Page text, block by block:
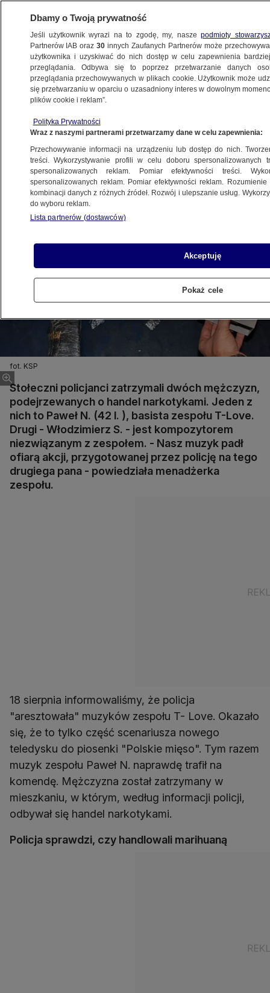
WARSZAWA
NAJNOWSZE
czy pomagał dilerowi
31.08.2011, 12:37
Udostępnij
fot. KSP
Stołeczni policjanci zatrzymali dwóch mężczyzn,
podejrzewanych o handel narkotykami. Jeden z
nich to Paweł N. (42 l. ), basista zespołu T-Love.
Drugi - Włodzimierz S. - jest kompozytorem
niezwiązanym z zespołem. - Nasz muzyk padł
ofiarą akcji, przygotowanej przez policję na tego
drugiega pana - powiedziała menadżerka
zespołu.
18 sierpnia informowaliśmy, że policja
"aresztowała" muzyków zespołu T- Love. Okazało
się, że to tylko część scenariusza nowego
teledysku do piosenki "Polskie mięso". Tym razem
muzyk zespołu Paweł N. naprawdę trafił na
komendę. Mężczyzna został zatrzymany w
mieszkaniu, w którym, według informacji policji,
odbywał się handel narkotykami.
Policja sprawdzi, czy handlowali marihuaną
Dbamy o Twoją prywatność
Jeśli użytkownik wyrazi na to zgodę, my, naszepodmioty
Partnerów IAB oraz30 innych Zaufanych Partnerów może
użytkownika i uzyskiwać do nich dostęp w celu zapewnienia
przeglądania. Odbywa się to poprzez przetwarzanie danych
przeglądania przechowywanych w plikach cookie. Użytkownik może
się przetwarzaniu w oparciu o uzasadniony interes w dowolnym
plików cookie i reklam”.
Polityka Prywatności
Wraz z naszymi partnerami przetwarzamy dane w celu zapewnienia:
Przechowywanie informacji na urządzeniu lub dostęp do nich.
treści. Wykorzystywanie profili w celu doboru spersonalizowanych
spersonalizowanych reklam. Pomiar efektywności treści.
spersonalizowanych reklam. Pomiar efektywności reklam.
kombinacji danych z różnych źródeł. Rozwój i ulepszanie usług.
do wyboru reklam.
Lista partnerów (dostawców)
Akceptuję
Pokaż cele